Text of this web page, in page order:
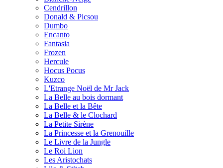
Cendrillon
Donald & Picsou
Dumbo
Encanto
Fantasia
Frozen
Hercule
Hocus Pocus
Kuzco
L'Etrange Noël de Mr Jack
La Belle au bois dormant
La Belle et la Bête
La Belle & le Clochard
La Petite Sirène
La Princesse et la Grenouille
Le Livre de la Jungle
Le Roi Lion
Les Aristochats